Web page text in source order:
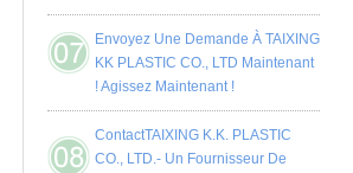
Envoyez Une Demande À TAIXING
KK PLASTIC CO., LTD Maintenant
! Agissez Maintenant !
ContactTAIXING K.K. PLASTIC
CO., LTD.- Un Fournisseur De